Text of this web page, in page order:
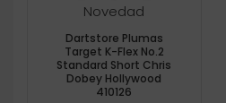
Novedad
Dartstore Plumas
Target K-Flex No.2
Standard Short Chris
Dobey Hollywood
410126